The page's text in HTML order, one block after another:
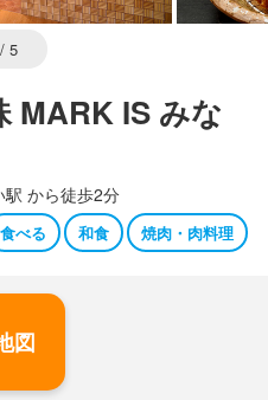
/ 5
MARK IS みな
から徒歩2分
食べる 和食 焼肉・肉料理
図